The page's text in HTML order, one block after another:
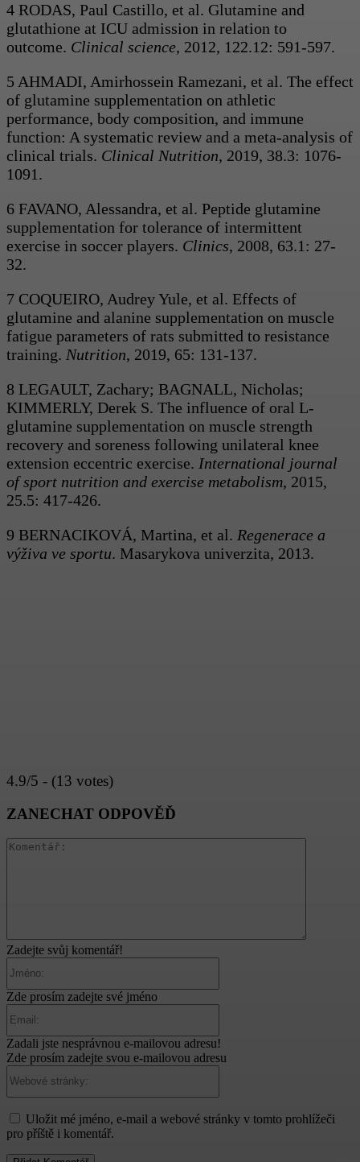
4 RODAS, Paul Castillo, et al. Glutamine and
glutathione at ICU admission in relation to
outcome. Clinical science, 2012, 122.12: 591-597.
5 AHMADI, Amirhossein Ramezani, et al. The effect
of glutamine supplementation on athletic
performance, body composition, and immune
function: A systematic review and a meta-analysis of
clinical trials. Clinical Nutrition, 2019, 38.3: 1076-
1091.
6 FAVANO, Alessandra, et al. Peptide glutamine
supplementation for tolerance of intermittent
exercise in soccer players. Clinics, 2008, 63.1: 27-
32.
7 COQUEIRO, Audrey Yule, et al. Effects of
glutamine and alanine supplementation on muscle
fatigue parameters of rats submitted to resistance
training. Nutrition, 2019, 65: 131-137.
8 LEGAULT, Zachary; BAGNALL, Nicholas;
KIMMERLY, Derek S. The influence of oral L-
glutamine supplementation on muscle strength
recovery and soreness following unilateral knee
extension eccentric exercise. International journal
of sport nutrition and exercise metabolism, 2015,
25.5: 417-426.
9 BERNACIKOVÁ, Martina, et al. Regenerace a
výživa ve sportu. Masarykova univerzita, 2013.
4.9/5 - (13 votes)
ZANECHAT ODPOVĚĎ
Zadejte svůj komentář!
Zde prosím zadejte své jméno
Zadali jste nesprávnou e-mailovou adresu!
Zde prosím zadejte svou e-mailovou adresu
Uložit mé jméno, e-mail a webové stránky v tomto prohlížeči
pro příště i komentář.